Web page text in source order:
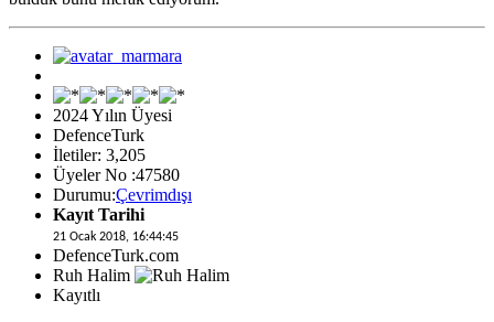
2024 Yılın Üyesi
DefenceTurk
İletiler: 3,205
Üyeler No :47580
Durumu:Çevrimdışı
Kayıt Tarihi
21 Ocak 2018, 16:44:45
DefenceTurk.com
Ruh Halim
Kayıtlı